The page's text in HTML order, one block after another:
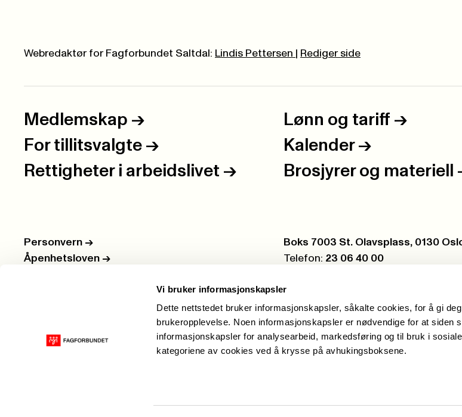
Vi bruker informasjonskapsler
Dette nettstedet bruker informasjonskapsler, såkalte cookies, for å gi
brukeropplevelse. Noen informasjonskapsler er nødvendige for at siden
informasjonskapsler for analysearbeid, markedsføring og til bruk i
kategoriene av cookies ved å krysse på avhukingsboksene.
Webredaktør for Fagforbundet Saltdal: Lindis Pettersen Rediger side
Medlemskap -> Lønn og tariff ->
For tillitsvalgte -> Kalender ->
Rettigheter i arbeidslivet -> Brosjyrer og materiell
Personvern ->
Åpenhetsloven ->
Postboks:
Boks 7003 St. Olavsplass, 0130
Telefon: 23 06 40 00